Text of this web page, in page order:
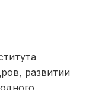
развитии